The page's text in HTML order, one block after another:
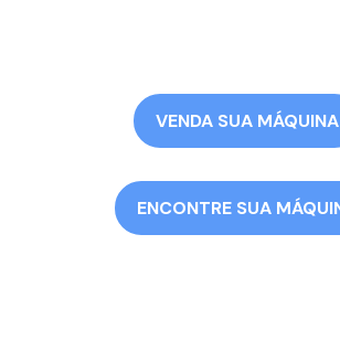
VENDA SUA MÁQUINA
ENCONTRE SUA